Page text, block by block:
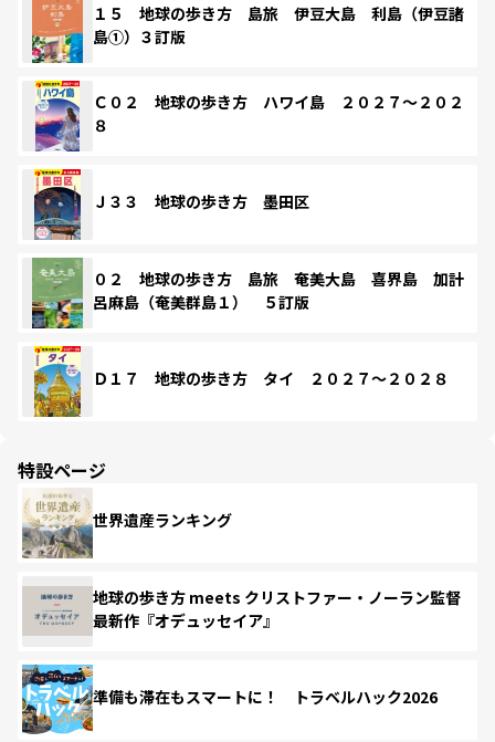
１５ 地球の歩き方 島旅 伊豆大島 利島（伊豆諸
島①）３訂版
Ｃ０２ 地球の歩き方 ハワイ島 ２０２７～２０２
８
Ｊ３３ 地球の歩き方 墨田区
０２ 地球の歩き方 島旅 奄美大島 喜界島 加計
呂麻島（奄美群島１） ５訂版
Ｄ１７ 地球の歩き方 タイ ２０２７～２０２８
特設ページ
世界遺産ランキング
地球の歩き方 meets クリストファー・ノーラン監督
最新作『オデュッセイア』
準備も滞在もスマートに！ トラベルハック2026